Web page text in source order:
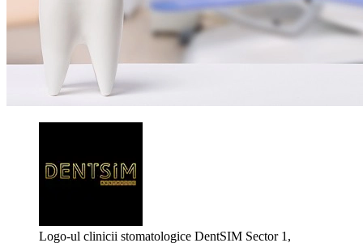
Logo-ul clinicii stomatologice DentSIM Sector 1,